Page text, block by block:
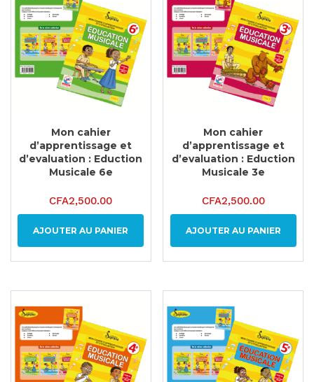
Mon cahier
d’apprentissage et
d’evaluation : Eduction
Musicale 6e
CFA2,500.00
AJOUTER AU PANIER
Mon cahier
d’apprentissage et
d’evaluation : Eduction
Musicale 3e
CFA2,500.00
AJOUTER AU PANIER